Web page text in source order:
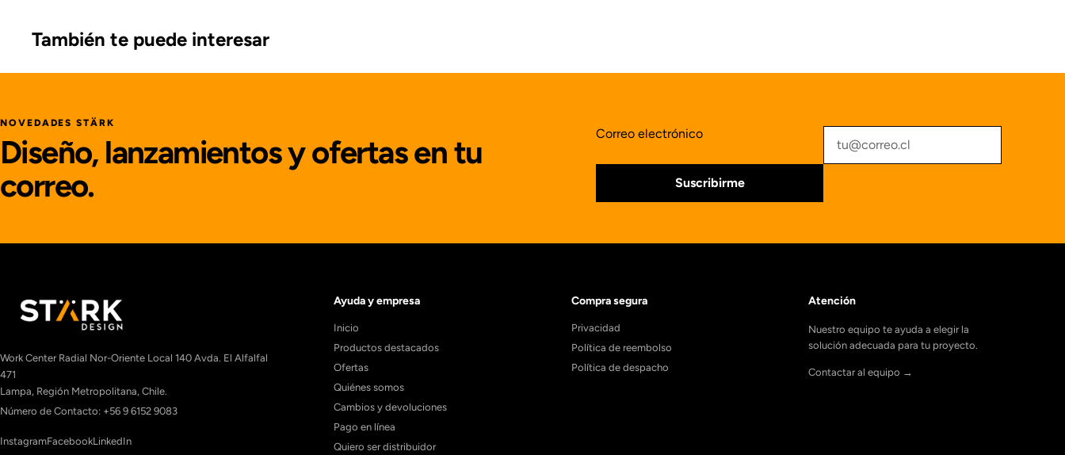
También te puede interesar
NOVEDADES STÄRK
Diseño, lanzamientos y ofertas en tu
correo.
Correo electrónico
Suscribirme
Work Center Radial Nor-Oriente Local 140 Avda. El Alfalfal
471
Lampa, Región Metropolitana, Chile.
Número de Contacto: +56 9 6152 9083
InstagramFacebookLinkedIn
Ayuda y empresa
Inicio
Productos destacados
Ofertas
Quiénes somos
Cambios y devoluciones
Pago en línea
Quiero ser distribuidor
Compra segura
Privacidad
Política de reembolso
Política de despacho
Atención
Nuestro equipo te ayuda a elegir la
solución adecuada para tu proyecto.
Contactar al equipo →